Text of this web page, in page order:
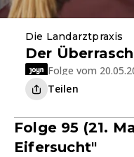
Die Landarztpraxis
Der
Folge vom
Teilen
Folge 95 (21.
Eifersucht"